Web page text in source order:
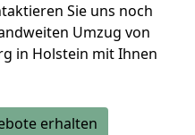
Sie uns noch
Umzug von
in Holstein mit Ihnen
erhalten